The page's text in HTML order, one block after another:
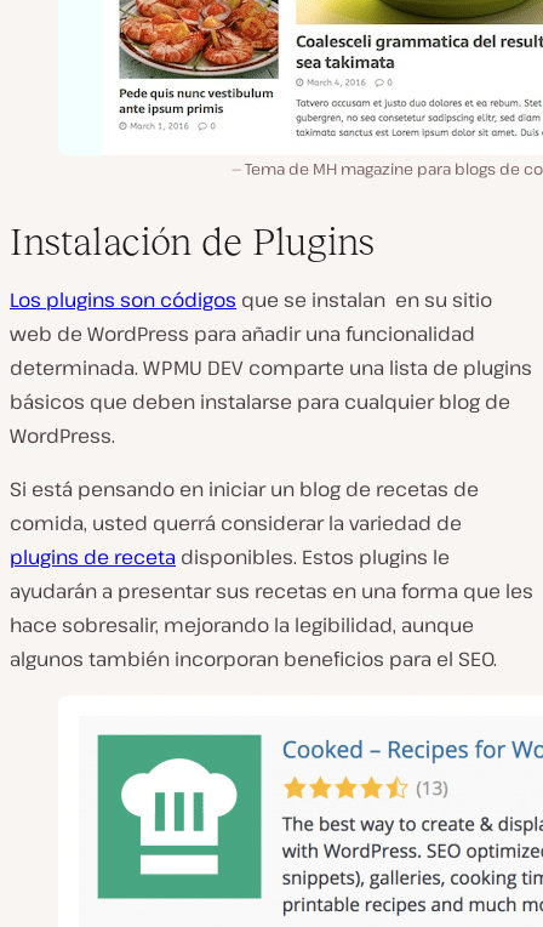
Tema de MH magazine para blogs de
Instalación de Plugins
Los plugins son códigos que se instalan en su sitio
web de WordPress para añadir una funcionalidad
determinada. WPMU DEV comparte una lista de plugins
básicos que deben instalarse para cualquier blog de
WordPress.
Si está pensando en iniciar un blog de recetas de
comida, usted querrá considerar la variedad de
plugins de receta disponibles. Estos plugins le
ayudarán a presentar sus recetas en una forma que les
hace sobresalir, mejorando la legibilidad, aunque
algunos también incorporan beneficios para el SEO.